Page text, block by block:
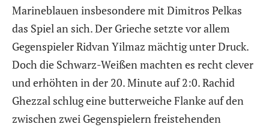
Marineblauen insbesondere mit Dimitros Pelkas
das Spiel an sich. Der Grieche setzte vor allem
Gegenspieler Ridvan Yilmaz mächtig unter Druck.
Doch die Schwarz-Weißen machten es recht clever
und erhöhten in der 20. Minute auf 2:0. Rachid
Ghezzal schlug eine butterweiche Flanke auf den
zwischen zwei Gegenspielern freistehenden